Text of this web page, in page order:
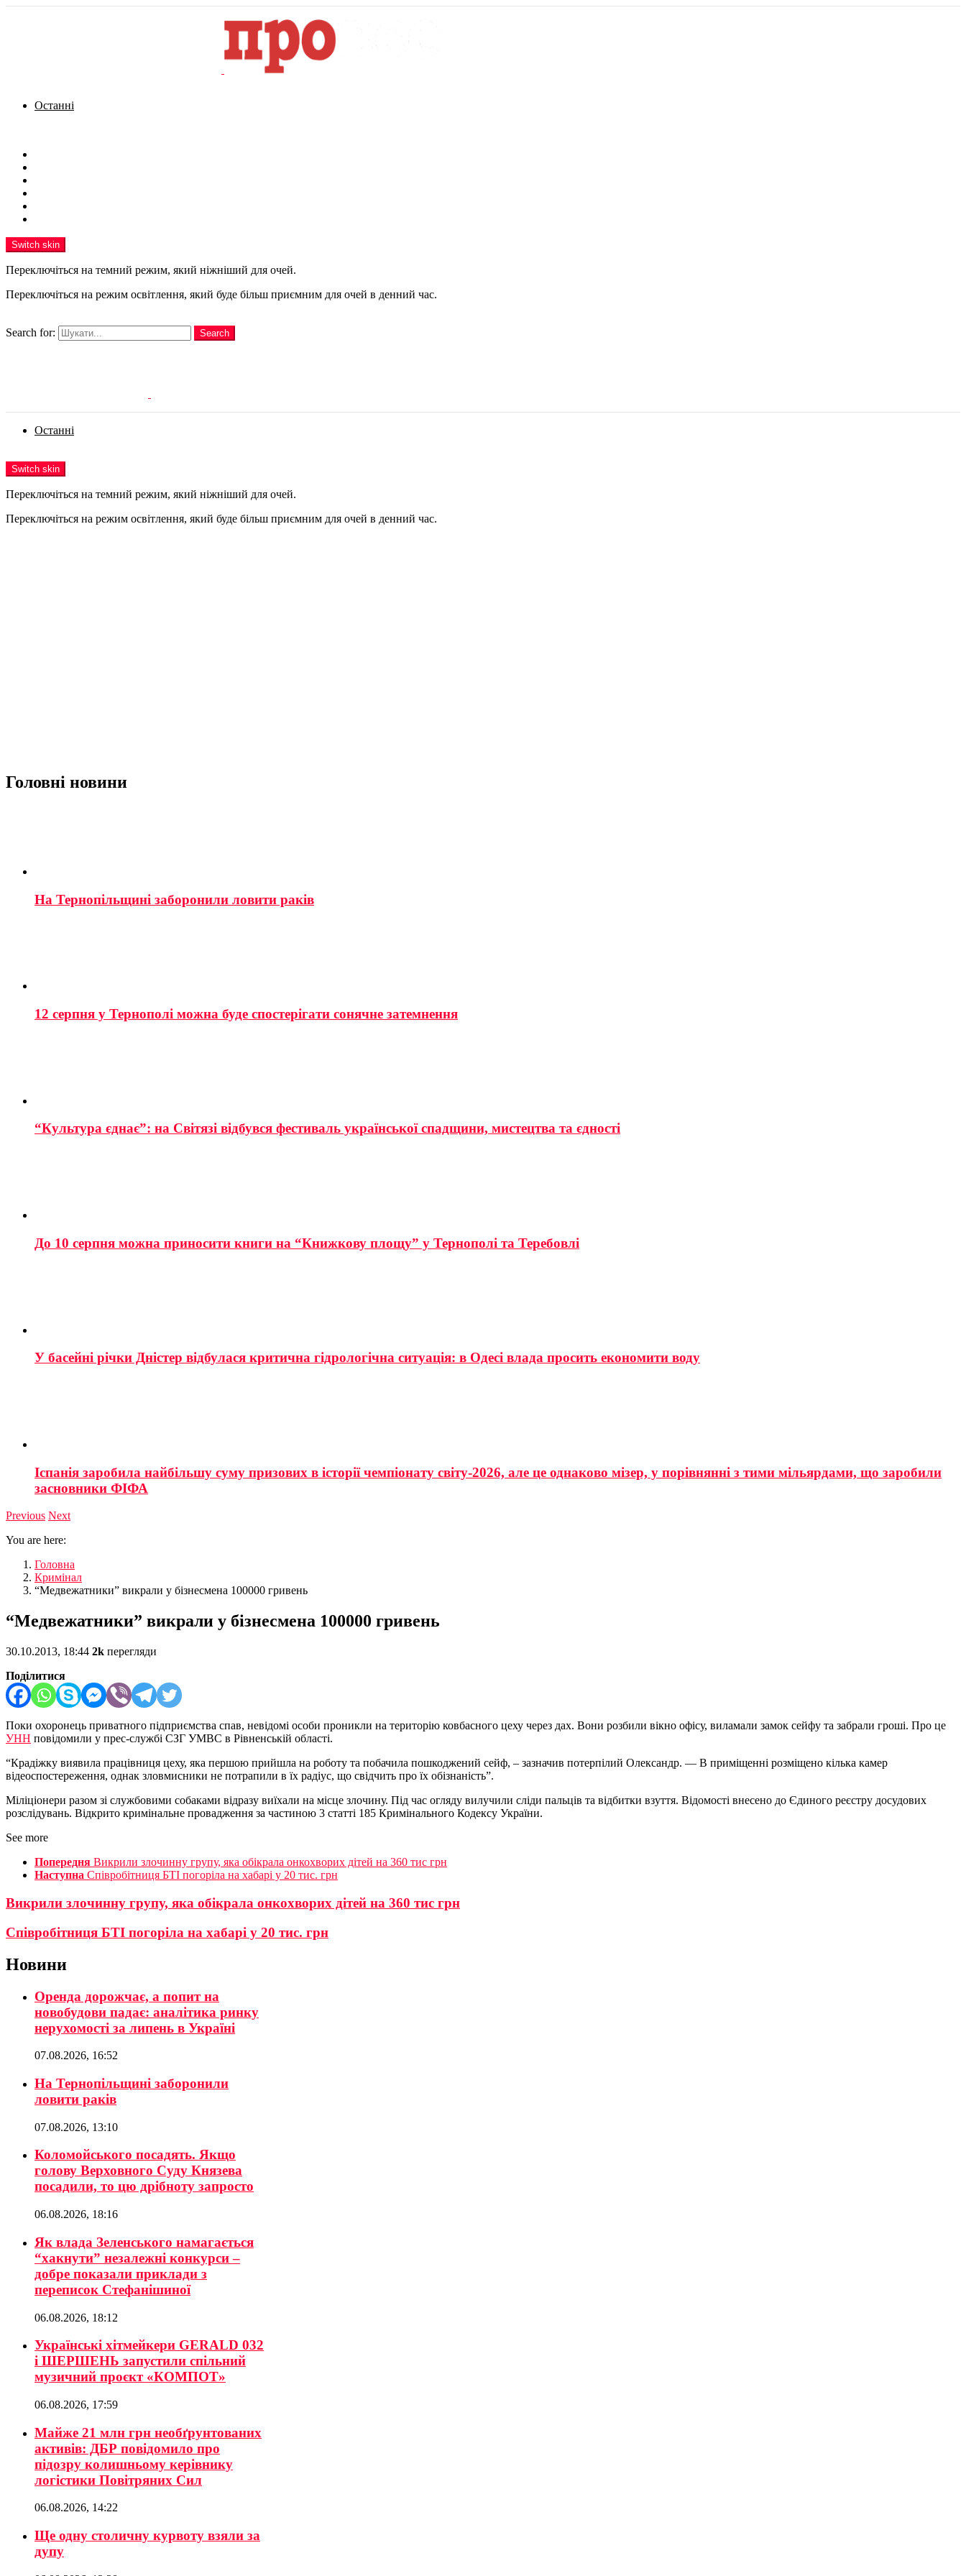
Останні
Switch skin
Переключіться на темний режим, який ніжніший для очей.
Переключіться на режим освітлення, який буде більш приємним для очей в денний час.
Search for:
Search
Останні
Switch skin
Переключіться на темний режим, який ніжніший для очей.
Переключіться на режим освітлення, який буде більш приємним для очей в денний час.
Головні новини
На Тернопільщині заборонили ловити раків
12 серпня у Тернополі можна буде спостерігати сонячне затемнення
“Культура єднає”: на Світязі відбувся фестиваль української спадщини, мистецтва та єдності
До 10 серпня можна приносити книги на “Книжкову площу” у Тернополі та Теребовлі
У басейні річки Дністер відбулася критична гідрологічна ситуація: в Одесі влада просить економити воду
Іспанія заробила найбільшу суму призових в історії чемпіонату світу-2026, але це однаково мізер, у порівнянні з тими мільярдами, що заробили
засновники ФІФА
Previous Next
You are here:
Головна
Кримінал
“Медвежатники” викрали у бізнесмена 100000 гривень
“Медвежатники” викрали у бізнесмена 100000 гривень
30.10.2013, 18:44 2k перегляди
Поділитися
Поки охоронець приватного підприємства спав, невідомі особи проникли на територію ковбасного цеху через дах. Вони розбили вікно офісу, виламали замок сейфу та забрали гроші. Про це
УНН повідомили у прес-службі СЗГ УМВС в Рівненській області.
“Крадіжку виявила працівниця цеху, яка першою прийшла на роботу та побачила пошкоджений сейф, – зазначив потерпілий Олександр. — В приміщенні розміщено кілька камер
відеоспостереження, однак зловмисники не потрапили в їх радіус, що свідчить про їх обізнаність”.
Міліціонери разом зі службовими собаками відразу виїхали на місце злочину. Під час огляду вилучили сліди пальців та відбитки взуття. Відомості внесено до Єдиного реєстру досудових
розслідувань. Відкрито кримінальне провадження за частиною 3 статті 185 Кримінального Кодексу України.
See more
Попередня Викрили злочинну групу, яка обікрала онкохворих дітей на 360 тис грн
Наступна Співробітниця БТІ погоріла на хабарі у 20 тис. грн
Викрили злочинну групу, яка обікрала онкохворих дітей на 360 тис грн
Співробітниця БТІ погоріла на хабарі у 20 тис. грн
Новини
Оренда дорожчає, а попит на
новобудови падає: аналітика ринку
нерухомості за липень в Україні
07.08.2026, 16:52
На Тернопільщині заборонили
ловити раків
07.08.2026, 13:10
Коломойського посадять. Якщо
голову Верховного Суду Князева
посадили, то цю дрібноту запросто
06.08.2026, 18:16
Як влада Зеленського намагається
“хакнути” незалежні конкурси –
добре показали приклади з
переписок Стефанішиної
06.08.2026, 18:12
Українські хітмейкери GERALD 032
і ШЕРШЕНЬ запустили спільний
музичний проєкт «КОМПОТ»
06.08.2026, 17:59
Майже 21 млн грн необґрунтованих
активів: ДБР повідомило про
підозру колишньому керівнику
логістики Повітряних Сил
06.08.2026, 14:22
Ще одну столичну курвоту взяли за
дупу